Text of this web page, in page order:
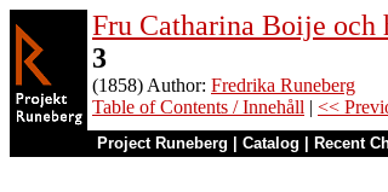
Fru Catharina Boije och
3
(1858) Author: Fredrika Runeberg
Table of Contents / Innehåll | <<
Project Runeberg Catalog Recent